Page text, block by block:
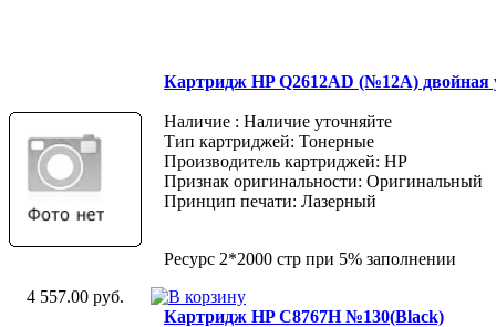
Картридж HP Q2612AD (№12A) двойная
Наличие : Наличие уточняйте
Тип картриджей: Тонерные
Производитель картриджей: HP
Признак оригинальности: Оригинальный
Принцип печати: Лазерный
Ресурс 2*2000 стр при 5% заполнении
4 557.00 руб.
Картридж HP C8767H №130(Black)